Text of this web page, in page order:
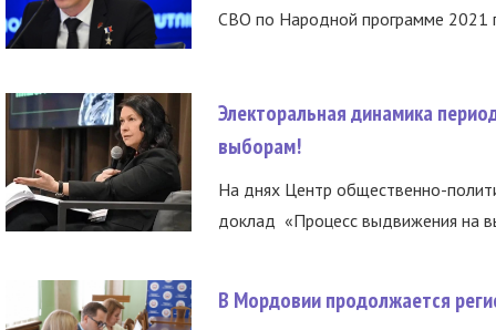
СВО по Народной программе 2021
Электоральная динамика
выборам!
На днях Центр общественно-
доклад «Процесс выдвижения на
В Мордовии продолжается